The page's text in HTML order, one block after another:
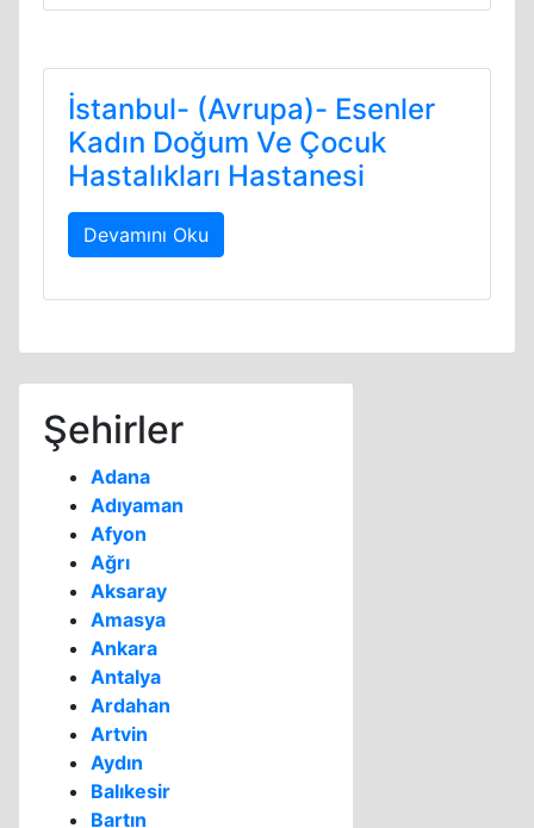
İstanbul- (Avrupa)- Esenler
Kadın Doğum Ve Çocuk
Hastalıkları Hastanesi
Devamını Oku
Şehirler
Adana
Adıyaman
Afyon
Ağrı
Aksaray
Amasya
Ankara
Antalya
Ardahan
Artvin
Aydın
Balıkesir
Bartın